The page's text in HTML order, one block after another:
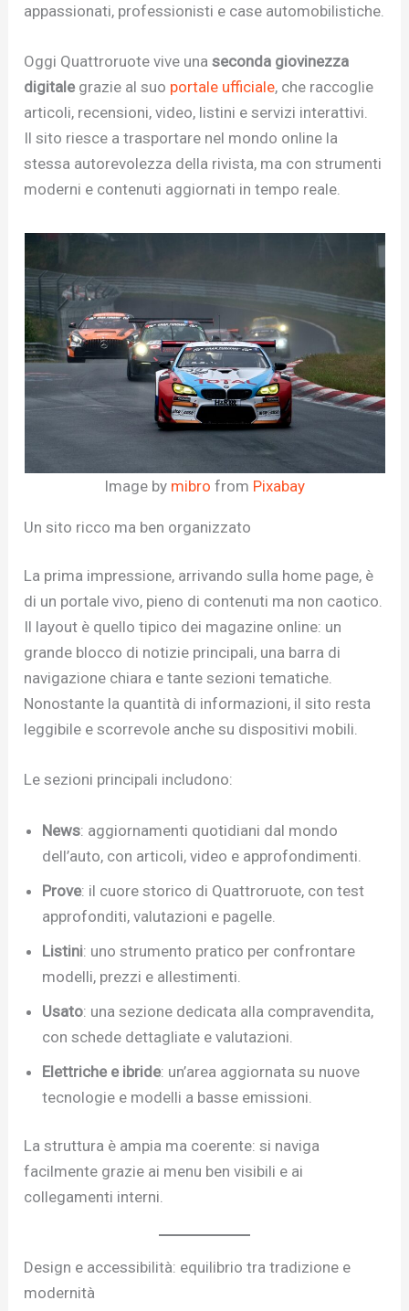
appassionati, professionisti e case automobilistiche.
Oggi Quattroruote vive unaseconda giovinezza
digitalegrazie al suo portale ufficiale, che raccoglie
articoli, recensioni, video, listini e servizi interattivi.
Il sito riesce a trasportare nel mondo online la
stessa autorevolezza della rivista, ma con strumenti
moderni e contenuti aggiornati in tempo reale.
Image by mibro from Pixabay
Un sito ricco ma ben organizzato
La prima impressione, arrivando sulla home page, è
di un portale vivo, pieno di contenuti ma non caotico.
Il layout è quello tipico dei magazine online: un
grande blocco di notizie principali, una barra di
navigazione chiara e tante sezioni tematiche.
Nonostante la quantità di informazioni, il sito resta
leggibile e scorrevole anche su dispositivi mobili.
Le sezioni principali includono:
News: aggiornamenti quotidiani dal mondo
dell’auto, con articoli, video e approfondimenti.
Prove: il cuore storico di Quattroruote, con test
approfonditi, valutazioni e pagelle.
Listini: uno strumento pratico per confrontare
modelli, prezzi e allestimenti.
Usato: una sezione dedicata alla compravendita,
con schede dettagliate e valutazioni.
Elettriche e ibride: un’area aggiornata su nuove
tecnologie e modelli a basse emissioni.
La struttura è ampia ma coerente: si naviga
facilmente grazie ai menu ben visibili e ai
collegamenti interni.
Design e accessibilità: equilibrio tra tradizione e
modernità